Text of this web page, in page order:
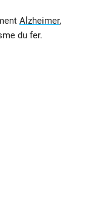
Alzheimer,
du fer.